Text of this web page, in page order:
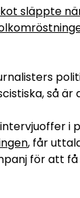
släppte
så är
i
, får
för att